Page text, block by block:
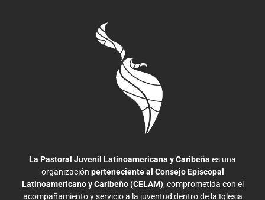
La Pastoral Juvenil Latinoamericana y Caribeña es una
organización perteneciente al Consejo Episcopal
Latinoamericano y Caribeño (CELAM), comprometida con el
acompañamiento y servicio a la juventud dentro de la Iglesia